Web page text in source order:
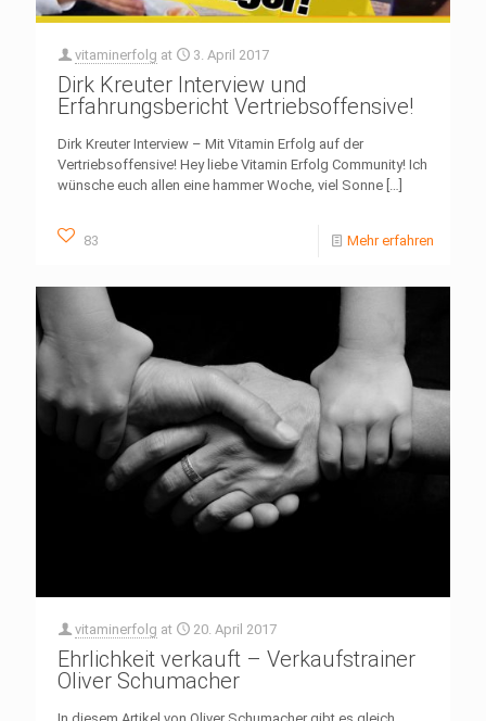
vitaminerfolg at 3. April 2017
Dirk Kreuter Interview und
Erfahrungsbericht Vertriebsoffensive!
Dirk Kreuter Interview – Mit Vitamin Erfolg auf der
Vertriebsoffensive! Hey liebe Vitamin Erfolg Community! Ich
wünsche euch allen eine hammer Woche, viel Sonne […]
83 Mehr erfahren
vitaminerfolg at 20. April 2017
Ehrlichkeit verkauft – Verkaufstrainer
Oliver Schumacher